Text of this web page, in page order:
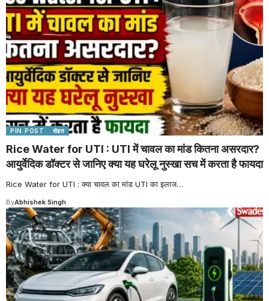
PIN POST सेहत
Rice Water for UTI : UTI में चावल का मांड कितना असरदार?
आयुर्वेदिक डॉक्टर से जानिए क्या यह घरेलू नुस्खा सच में करता है फायदा
Rice Water for UTI : क्या चावल का मांड UTI का इलाज…
ByAbhishek Singh